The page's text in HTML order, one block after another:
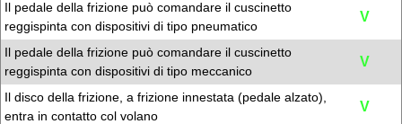
Il pedale della frizione può comandare il cuscinetto
reggispinta con dispositivi di tipo pneumatico
V
Il pedale della frizione può comandare il cuscinetto
reggispinta con dispositivi di tipo meccanico
V
Il disco della frizione, a frizione innestata (pedale alzato),
entra in contatto col volano
V